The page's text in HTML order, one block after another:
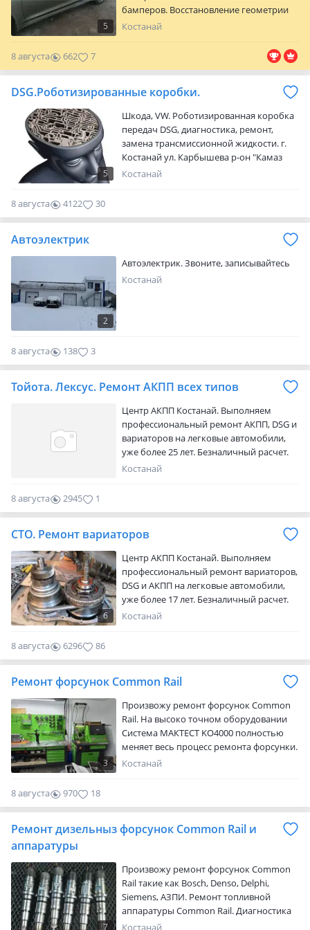
5
бамперов. Восстановление геометрии
(робот) Качественно. С гарантией. В
Костанай
8 августа 662 7
DSG.Роботизированные коробки.
5
Шкода, VW. Роботизированная коробка
передач DSG, диагностика, ремонт,
замена трансмиссионной жидкости. г.
Костанай ул. Карбышева р-он "Камаз
центра" на территории ГЭК
Костанай
8 августа 4122 30
Автоэлектрик
2
Автоэлектрик. Звоните, записывайтесь
Костанай
8 августа 138 3
Тойота. Лексус. Ремонт АКПП всех типов
Центр АКПП Костанай. Выполняем
профессиональный ремонт АКПП, DSG и
вариаторов на легковые автомобили,
уже более 25 лет. Безналичный расчет.
Имеем склад запчастей. Гарантии на
СТО "Джип")
Костанай
8 августа 2945 1
СТО. Ремонт вариаторов
6
Центр АКПП Костанай. Выполняем
профессиональный ремонт вариаторов,
DSG и АКПП на легковые автомобили,
уже более 17 лет. Безналичный расчет.
Имеем склад запчастей. Гарантии на
СТО "Джип")
Костанай
8 августа 6296 86
Ремонт форсунок Common Rail
3
Произвожу ремонт форсунок Common
Rail. На высоко точном оборудовании
Cистема МАКТЕСТ KO4000 полностью
меняет весь процесс ремонта форсунки.
Процесс окончательной настройки
отремонтированной форсунки на
стенде, а в процессе сборки. Причём все
регулировочный компонент
рассчитывается…
Костанай
8 августа 970 18
Ремонт дизельныз форсунок Common Rail и
аппаратуры
7
Произвожу ремонт форсунок Сommon
Rail такие как Bosch, Denso, Delphi,
Siemens, АЗПИ. Ремонт топливной
аппаратуры Common Rail. Диагностика
датчиков и топливных аккумуляторов
Костанай